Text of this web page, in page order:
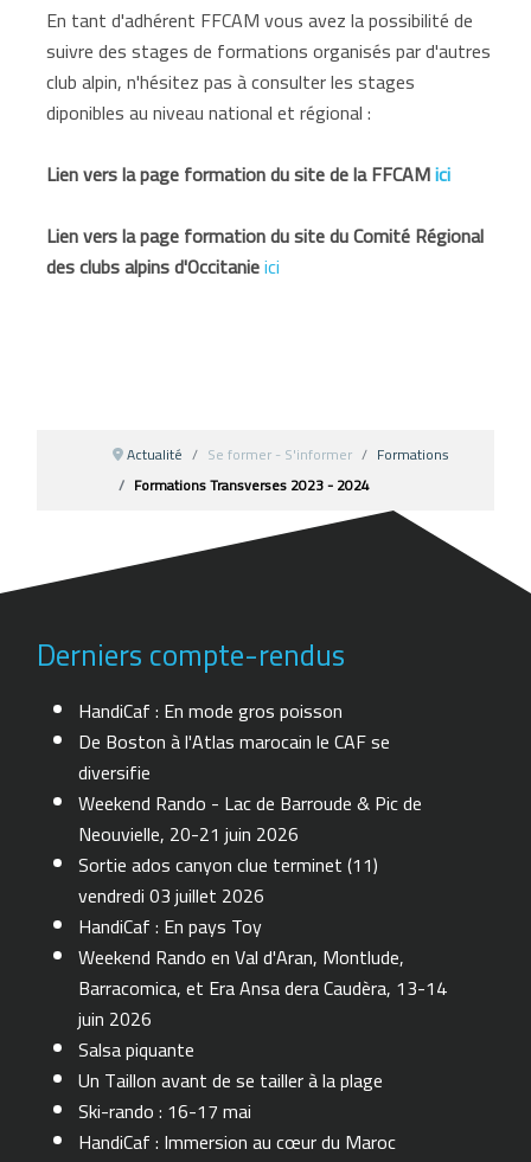
En tant d'adhérent FFCAM vous avez la possibilité de
suivre des stages de formations organisés par d'autres
club alpin, n'hésitez pas à consulter les stages
diponibles au niveau national et régional :
Lien vers la page formation du site de la FFCAMici
Lien vers la page formation du site du Comité Régional
des clubs alpins d'Occitanieici
Actualité Se former - S'informer
Formations
Formations Transverses 2023 - 2024
Derniers compte-rendus
HandiCaf : En mode gros poisson
De Boston à l'Atlas marocain le CAF se
diversifie
Weekend Rando - Lac de Barroude & Pic de
Neouvielle, 20-21 juin 2026
Sortie ados canyon clue terminet (11)
vendredi 03 juillet 2026
HandiCaf : En pays Toy
Weekend Rando en Val d'Aran, Montlude,
Barracomica, et Era Ansa dera Caudèra, 13-14
juin 2026
Salsa piquante
Un Taillon avant de se tailler à la plage
Ski-rando : 16-17 mai
HandiCaf : Immersion au cœur du Maroc